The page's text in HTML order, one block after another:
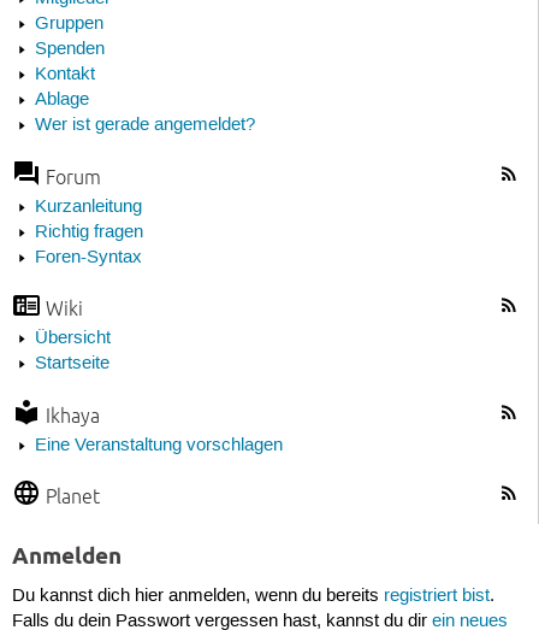
Gruppen
Spenden
Kontakt
Ablage
Wer ist gerade angemeldet?
Forum
Kurzanleitung
Richtig fragen
Foren-Syntax
Wiki
Übersicht
Startseite
Ikhaya
Eine Veranstaltung vorschlagen
Planet
Anmelden
Du kannst dich hier anmelden, wenn du bereits registriert bist.
Falls du dein Passwort vergessen hast, kannst du dir ein neues